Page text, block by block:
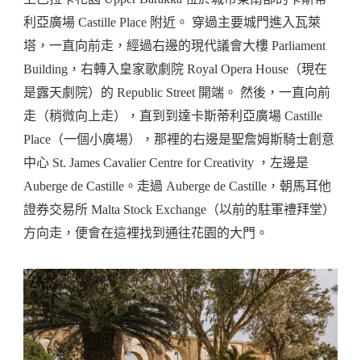
利亞廣場 Castille Place 附近。 穿過主要城門進入瓦萊
塔，一直向前走，經過右邊的現代議會大樓 Parliament
Building，右轉入皇家歌劇院 Royal Opera House（現在
是露天劇院）的 Republic Street 開端。 然後，一直向前
走（稍微向上走），直到到達卡斯蒂利亞廣場 Castille
Place（一個小廣場），那裡的右邊是聖詹姆斯騎士創意
中心 St. James Cavalier Centre for Creativity ，左邊是
Auberge de Castille。走過 Auberge de Castille，朝馬耳他
證券交易所 Malta Stock Exchange（以前的駐軍禮拜堂）
方向走，便會在這裡找到通往花園的大門。